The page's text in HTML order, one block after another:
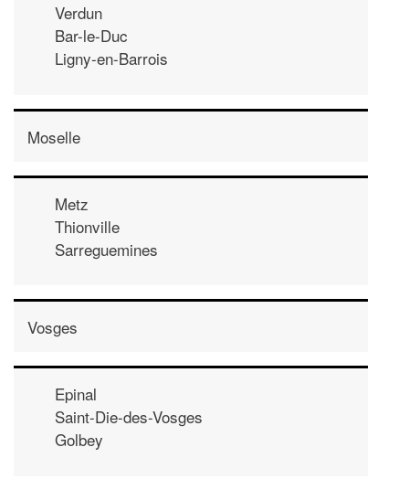
Verdun
Bar-le-Duc
Ligny-en-Barrois
Moselle
Metz
Thionville
Sarreguemines
Vosges
Epinal
Saint-Die-des-Vosges
Golbey